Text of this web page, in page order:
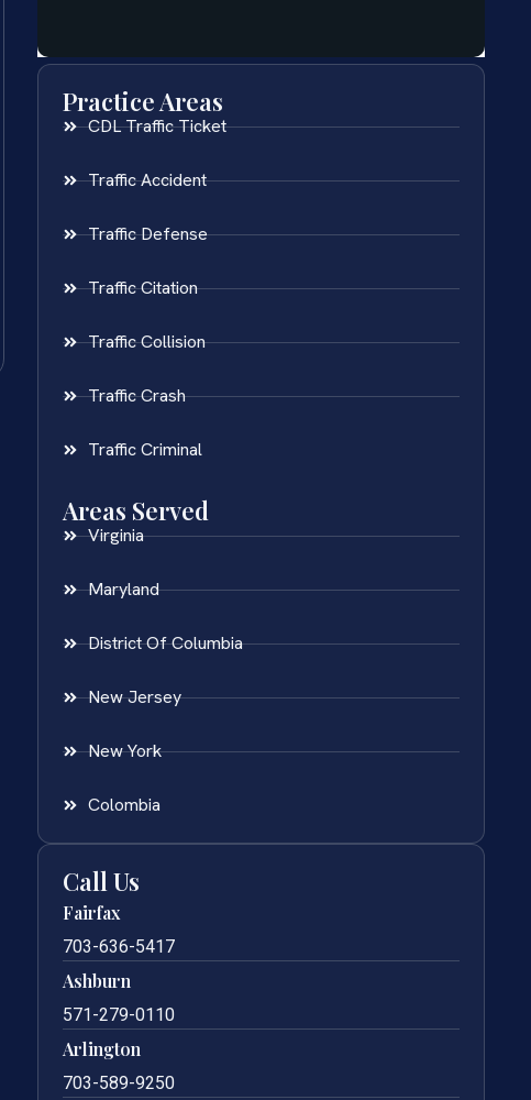
Practice Areas
CDL Traffic Ticket
Traffic Accident
Traffic Defense
Traffic Citation
Traffic Collision
Traffic Crash
Traffic Criminal
Areas Served
Virginia
Maryland
District Of Columbia
New Jersey
New York
Colombia
Call Us
Fairfax
703-636-5417
Ashburn
571-279-0110
Arlington
703-589-9250